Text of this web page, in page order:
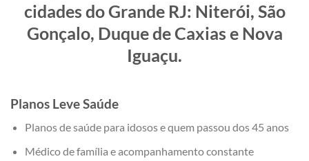
cidades do Grande RJ: Niterói, São
Gonçalo, Duque de Caxias e Nova
Iguaçu.
Planos Leve Saúde
Planos de saúde para idosos e quem passou dos 45 anos
Médico de família e acompanhamento constante